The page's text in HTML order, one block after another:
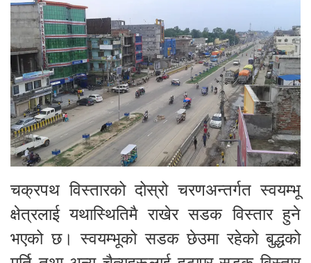
चक्रपथ विस्तारको दोस्रो चरणअन्तर्गत स्वयम्भू
क्षेत्रलाई यथास्थितिमै राखेर सडक विस्तार हुने
भएको छ। स्वयम्भूको सडक छेउमा रहेको बुद्धको